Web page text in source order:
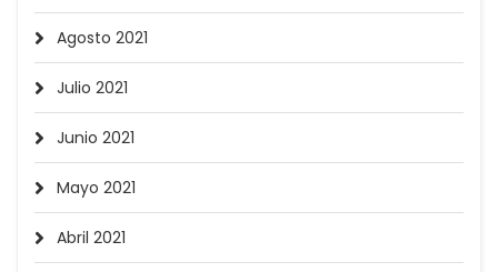
Agosto 2021
Julio 2021
Junio 2021
Mayo 2021
Abril 2021